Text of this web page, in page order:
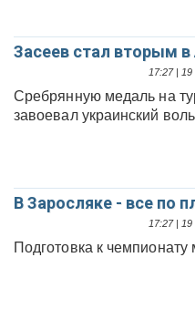
Засеев стал вторым
17:27 |
Сребрянную медаль на
завоевал украинский
В Заросляке - все по
17:27 |
Подготовка к